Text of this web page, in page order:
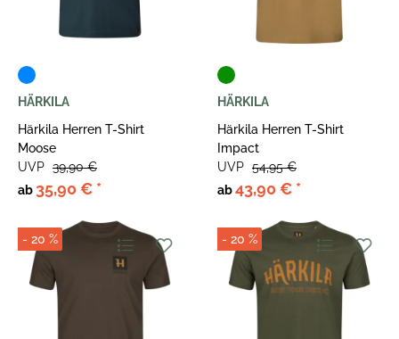
HÄRKILA
Härkila Herren T-Shirt
Moose
ab 35,90 € *
UVP 39,90 €
HÄRKILA
Härkila Herren T-Shirt
Impact
ab43,90 € *
UVP 54,95 €
- 20 % - 20 %